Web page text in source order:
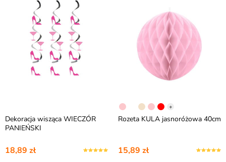
Dekoracja wisząca WIECZÓR
PANIEŃSKI
18,89 zł
+
Rozeta KULA jasnoróżowa 40cm
15,89 zł